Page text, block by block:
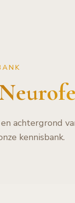
achtergrond
kennisbank.